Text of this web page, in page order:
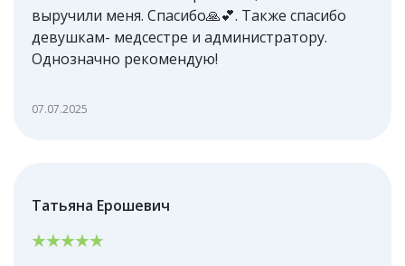
выручили меня. Спасибо🙏💕. Также спасибо
девушкам- медсестре и администратору.
Однозначно рекомендую!
07.07.2025
Татьяна Ерошевич